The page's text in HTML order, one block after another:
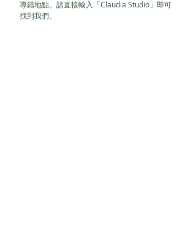
導錯地點。請直接輸入「Claudia Studio」即可
找到我們。